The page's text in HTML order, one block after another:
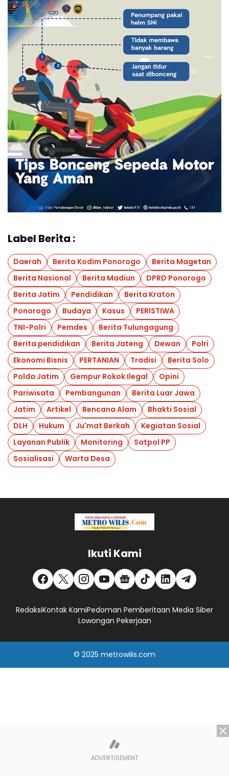
Label Berita :
Daerah Berita Kodim Ponorogo
Berita Magetan
Berita Nasional
Berita Madiun
DPRD Ponorogo
Berita Jatim
Pendidikan
Berita Kraton
Ponorogo
Budaya Kasus
PERISTIWA
TNI-Polri
Pemdes
Berita Tulungagung
Berita pendidikan
Berita Jateng Dewan
Polri
Ekonomi Bisnis
PERTANIAN Tradisi
Berita Solo
Polda Jatim
Gempur Rokok Ilegal
Opini
Pariwisata
Pembangunan
Berita Luar Jawa
Jatim
Artikel Bencana Alam
Bhakti Sosial
DLH
Hukum Ju'mat Berkah
Kegiatan Sosial
Layanan Publik
Monitoring
Satpol PP
Sosialisasi
Warta Desa
Ikuti Kami
RedaksiKontak KamiPedoman Pemberitaan Media Siber
Lowongan Pekerjaan
© 2025 metrowilis.com